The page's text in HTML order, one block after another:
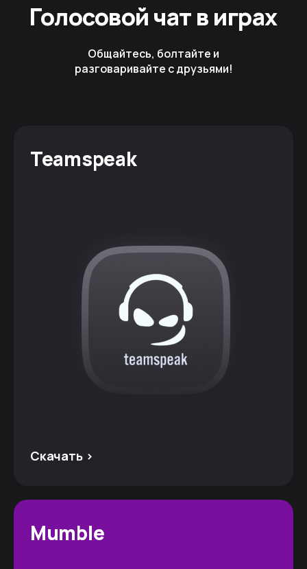
Голосовой чат в играх
Общайтесь, болтайте и
разговаривайте с друзьями!
Teamspeak
Скачать >
Mumble